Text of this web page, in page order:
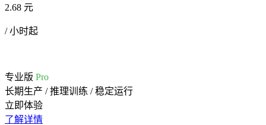
2.68 元
/ 小时起
专业版 Pro
长期生产 / 推理训练 / 稳定运行
立即体验
了解详情